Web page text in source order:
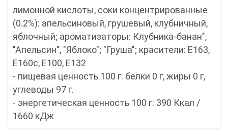
лимонной кислоты, соки концентрированные
(0.2%): апельсиновый, грушевый, клубничный,
яблочный; ароматизаторы: Клубника-банан",
"Апельсин", "Яблоко"; "Груша"; красители: Е163,
Е160с, Е100, Е132
- пищевая ценность 100 г: белки 0 г, жиры 0 г,
углеводы 97 г.
- энергетическая ценность 100 г: 390 Ккал /
1660 кДж